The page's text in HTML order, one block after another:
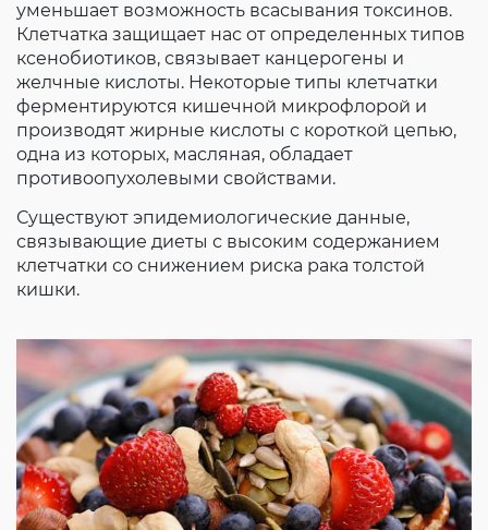
уменьшает возможность всасывания токсинов.
Клетчатка защищает нас от определенных типов
ксенобиотиков, связывает канцерогены и
желчные кислоты. Некоторые типы клетчатки
ферментируются кишечной микрофлорой и
производят жирные кислоты с короткой цепью,
одна из которых, масляная, обладает
противоопухолевыми свойствами.
Существуют эпидемиологические данные,
связывающие диеты с высоким содержанием
клетчатки со снижением риска рака толстой
кишки.